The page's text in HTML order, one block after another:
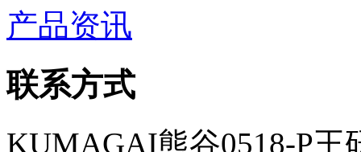
产品资讯
联系方式
KUMAGAI熊谷0518-P王